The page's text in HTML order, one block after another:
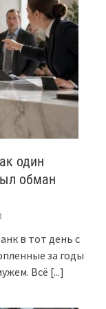
один
обман
в тот день с
за годы
Всё [...]